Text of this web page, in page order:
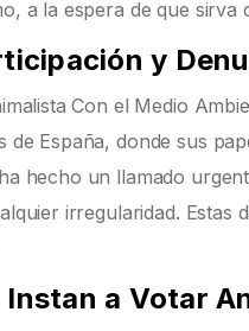
a la espera de que
y
Con el Medio
de España, donde sus
hecho un llamado
irregularidad. Estas
Instan a Votar